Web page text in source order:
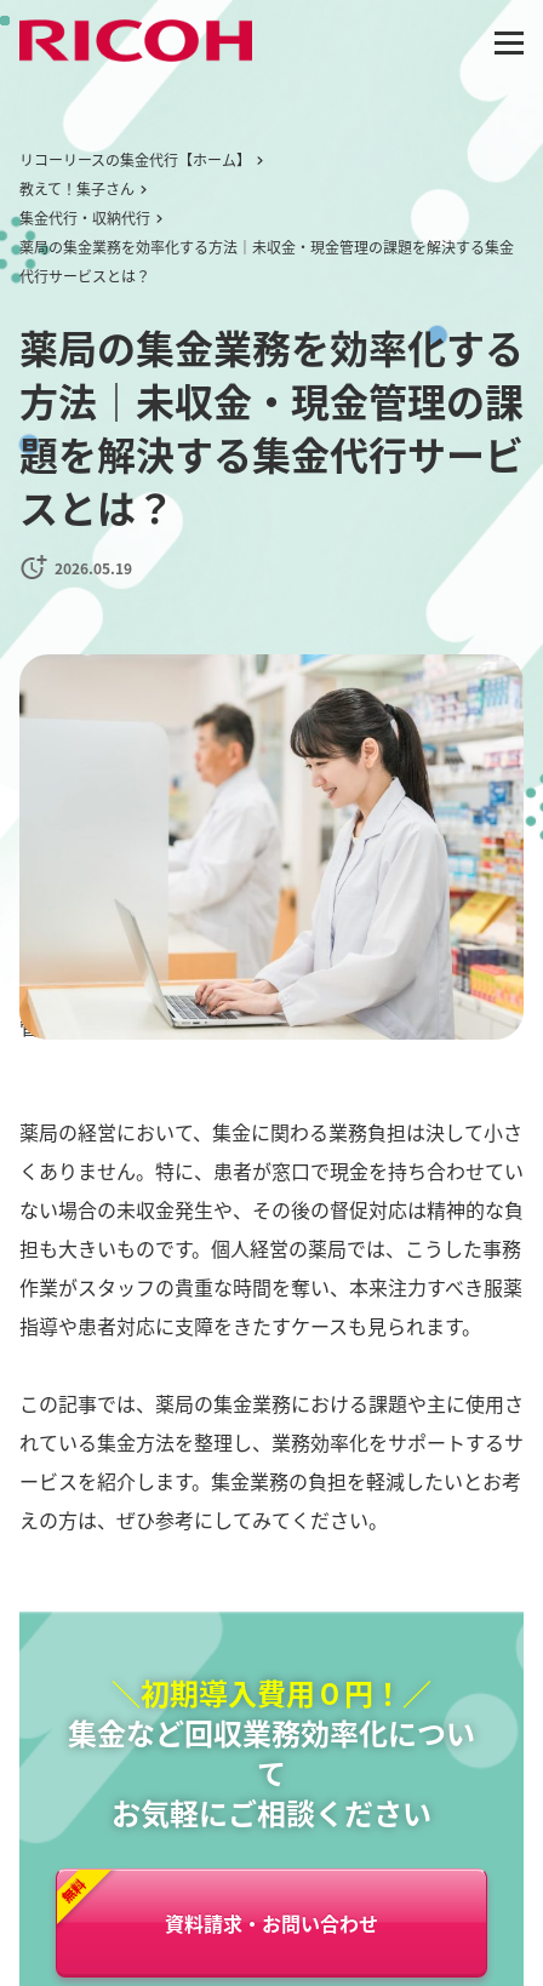
リコーリースの集金代行【ホーム】
教えて！集子さん
集金代行・収納代行
薬局の集金業務を効率化する方法｜未収金・現金管理の課題を解決する集金
代行サービスとは？
薬局の集金業務を効率化する
方法｜未収金・現金管理の課
題を解決する集金代行サービ
スとは？
2026.05.19
" alt="薬局の集金業務を効率化する方法｜未収金・現金
管理の課題を解決する集金代行サービスとは？">
薬局の経営において、集金に関わる業務負担は決して小さ
くありません。特に、患者が窓口で現金を持ち合わせてい
ない場合の未収金発生や、その後の督促対応は精神的な負
担も大きいものです。個人経営の薬局では、こうした事務
作業がスタッフの貴重な時間を奪い、本来注力すべき服薬
指導や患者対応に支障をきたすケースも見られます。
この記事では、薬局の集金業務における課題や主に使用さ
れている集金方法を整理し、業務効率化をサポートするサ
ービスを紹介します。集金業務の負担を軽減したいとお考
えの方は、ぜひ参考にしてみてください。
＼初期導入費用０円！／
集金など回収業務効率化につい
て
お気軽にご相談ください
資料請求・お問い合わせ